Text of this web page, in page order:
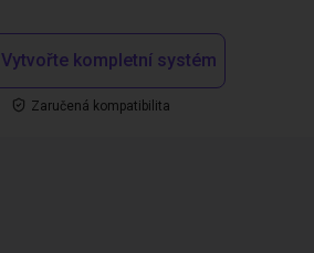
Vytvořte kompletní systém
Zaručená kompatibilita